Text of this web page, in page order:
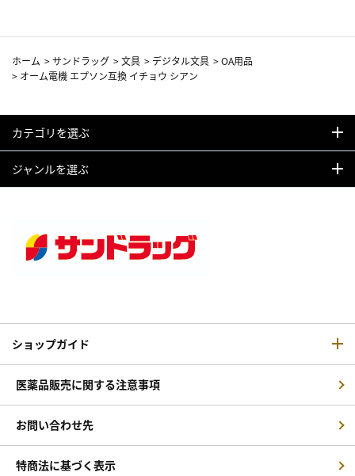
ホーム >サンドラッグ >文具 > デジタル文具 >OA用品
> オーム電機 エプソン互換 イチョウ シアン
カテゴリを選ぶ
ジャンルを選ぶ
ショップガイド
医薬品販売に関する注意事項
お問い合わせ先
特商法に基づく表示